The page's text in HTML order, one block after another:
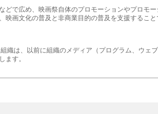
で広め、映画祭自体のプロモーションやプロモー
画文化の普及と非商業目的の普及を支援すること
織は、以前に組織のメディア（プログラム、ウェ
ます。